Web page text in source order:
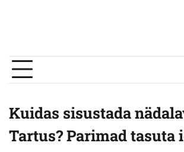
Kuidas sisustada
Tartus? Parimad tasuta